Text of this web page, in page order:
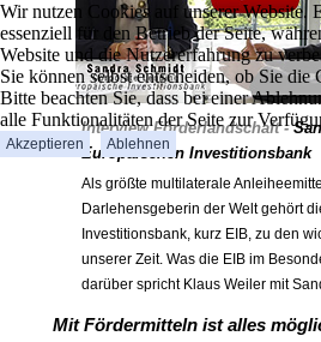
Interview Förderlandschaft -
Europäischen Investitionsbank
Als größte multilaterale
Darlehensgeberin der Welt gehört
Investitionsbank, kurz EIB, zu den
unserer Zeit. Was die EIB im
darüber spricht Klaus Weiler mit
Mit Fördermitteln ist alles
Wir nutzen Cookies auf unserer Website.
essenziell für den Betrieb der Seite,
Website und die Nutzererfahrung zu
Sie können selbst entscheiden, ob Sie die
Bitte beachten Sie, dass bei einer
alle Funktionalitäten der Seite zur
Akzeptieren Ablehnen